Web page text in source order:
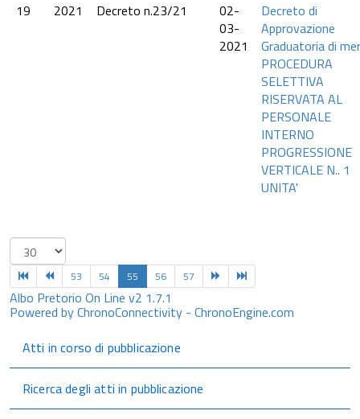
19
2021 Decreto n.23/21
02-
03-
2021
Decreto di
Approvazione
Graduatoria di
PROCEDURA
SELETTIVA
RISERVATA AL
PERSONALE
INTERNO
PROGRESSIONE
VERTICALE N.. 1
UNITA'
53 54 55 56 57
Albo Pretorio On Line v2 1.7.1
Powered by ChronoConnectivity - ChronoEngine.com
Atti in corso di pubblicazione
Ricerca degli atti in pubblicazione